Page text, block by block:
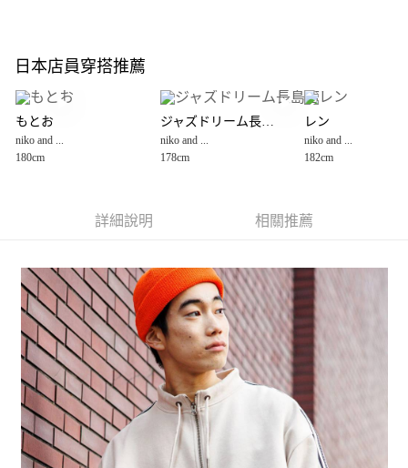
全盈+PAY
大哥付你分期
【大哥付你分期使用說明】
1.本服務由台灣大哥大提供，台灣大哥大用戶可立即使用無須另外申請。
2.付款方式選擇「大哥付你分期」，訂單成立後會自動跳轉到大哥付的交易
3.實際核准額度、可分期數及費用金額請依後續交易確認頁面所載為準。
4.訂單成立30分鐘內，如未前往確認交易或遇審核未通過，訂單將自動取
【繳款方式說明】
1.分期款項不併入電信帳單，「大哥付你分期」於每月結算日後寄送繳費提
醒簡訊。
2.透過簡訊連結打開帳單後，可選擇「超商條碼／台灣大直營門市／銀行轉
帳／街口支付／iPASS MONEY」等通路繳費。
【注意事項】
1.本服務係由「台灣大哥大股份有限公司」（以下簡稱本公司）所提供，讓
用戶於交易時，得透過本服務購買商品或服務，並由商店將買賣／分期付款
買賣價金債權讓與本公司後，依約使用本公司帳單繳交帳款。
2.基於同意付款使用「大哥付你分期」之契約關係目的，商店將以您的個人
資料（包含姓名、電話或地址）提供予台灣大哥大進項蒐集、處理及利用，
AFTEE先享後付
３．安心：先確認商品／服務後，再付款。
【「AFTEE先享後付」結帳流程】
１．於結帳方式選擇「AFTEE先享後付」後，將跳轉至「AFTEE先享後付」
結帳頁面，進行簡訊認證並確認金額後，即可完成結帳。
２．訂單成立數日內，您將收到繳費通知簡訊。
３．收到繳費通知簡訊後14天內，點擊此簡訊中的連結，可透過四大超商／
ATM／網路銀行／等多元方式進行付款，方視為交易完成。
※ 請注意：結帳手續完成當下不需立刻繳費，但若您需要取消訂單，請聯絡
購買商品的店家。未經商家同意取消之訂單仍視為有效，需透過AFTEE先享
後付繳納相關費用。
※ 交易是否成功請以「AFTEE先享後付 」之結帳頁面顯示為準，若有關於
是否繳費成功／繳費後需取消欲退款等相關疑問，請聯繫「AFTEE先享後付
每筆NT$80，滿NT$888(含以上)免運費
付款後 全家取貨
每筆NT$80，滿NT$888(含以上)免運費
7-11 取貨付款
每筆NT$80，滿NT$1,500(含以上)免運費
付款後 7-11取貨
每筆NT$80，滿NT$1,500(含以上)免運費
日本店員穿搭推薦
もとお
niko and ...
180cm
ジャズドリーム長島店
niko and ...
178cm
レン
niko and ...
182cm
詳細說明 相關推薦